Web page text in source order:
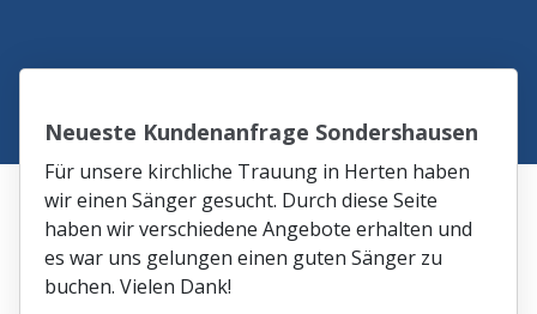
Neueste Kundenanfrage Sondershausen
Für unsere kirchliche Trauung in Herten haben
wir einen Sänger gesucht. Durch diese Seite
haben wir verschiedene Angebote erhalten und
es war uns gelungen einen guten Sänger zu
buchen. Vielen Dank!